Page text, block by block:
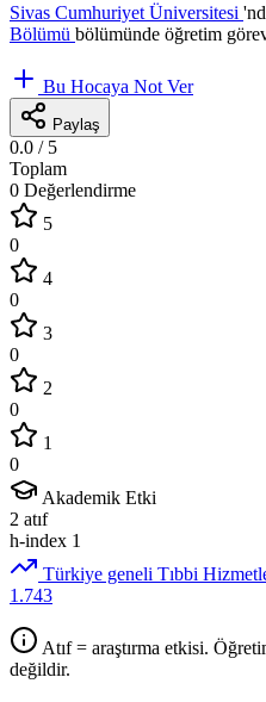
Sivas Cumhuriyet Üniversitesi
Bölümü bölümünde öğretim
Bu Hocaya Not Ver
Paylaş
0.0 / 5
Toplam
0 Değerlendirme
5
0
4
0
3
0
2
0
1
0
Akademik Etki
2 atıf
h-index 1
Türkiye geneli Tıbbi
1.743
Atıf = araştırma etkisi.
değildir.